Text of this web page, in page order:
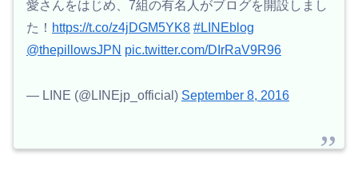
愛さんをはじめ、7組の有名人がブログを開設しまし
た！ https://t.co/z4jDGM5YK8 #LINEblog
@thepillowsJPN pic.twitter.com/DIrRaV9R96
— LINE (@LINEjp_official) September 8, 2016